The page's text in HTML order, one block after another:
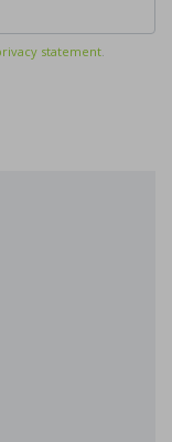
statement.